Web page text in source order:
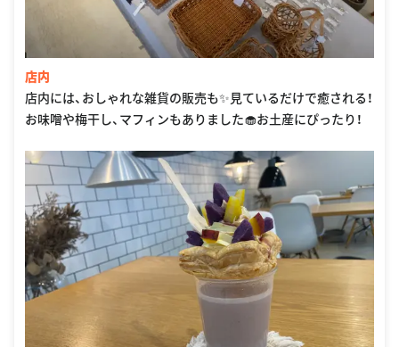
店内
店内には、おしゃれな雑貨の販売も✨見ているだけで癒される！
お味噌や梅干し、マフィンもありました🧁お土産にぴったり！